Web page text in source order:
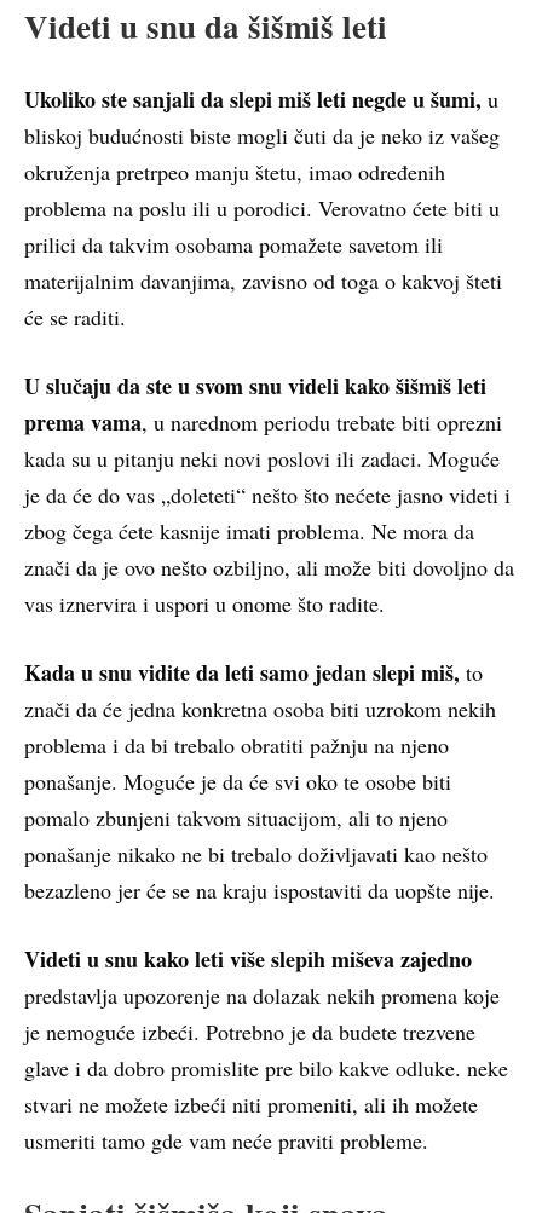
Videti u snu da šišmiš leti
Ukoliko ste sanjali da slepi miš leti negde u šumi, u
bliskoj budućnosti biste mogli čuti da je neko iz vašeg
okruženja pretrpeo manju štetu, imao određenih
problema na poslu ili u porodici. Verovatno ćete biti u
prilici da takvim osobama pomažete savetom ili
materijalnim davanjima, zavisno od toga o kakvoj šteti
će se raditi.
U slučaju da ste u svom snu videli kako šišmiš leti
prema vama, u narednom periodu trebate biti oprezni
kada su u pitanju neki novi poslovi ili zadaci. Moguće
je da će do vas „doleteti“ nešto što nećete jasno videti i
zbog čega ćete kasnije imati problema. Ne mora da
znači da je ovo nešto ozbiljno, ali može biti dovoljno da
vas iznervira i uspori u onome što radite.
Kada u snu vidite da leti samo jedan slepi miš, to
znači da će jedna konkretna osoba biti uzrokom nekih
problema i da bi trebalo obratiti pažnju na njeno
ponašanje. Moguće je da će svi oko te osobe biti
pomalo zbunjeni takvom situacijom, ali to njeno
ponašanje nikako ne bi trebalo doživljavati kao nešto
bezazleno jer će se na kraju ispostaviti da uopšte nije.
Videti u snu kako leti više slepih miševa zajedno
predstavlja upozorenje na dolazak nekih promena koje
je nemoguće izbeći. Potrebno je da budete trezvene
glave i da dobro promislite pre bilo kakve odluke. neke
stvari ne možete izbeći niti promeniti, ali ih možete
usmeriti tamo gde vam neće praviti probleme.